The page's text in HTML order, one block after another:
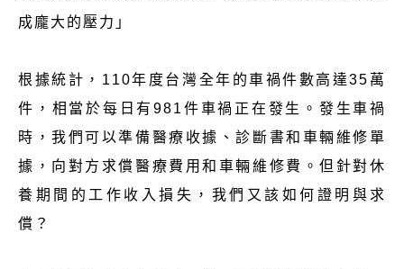
成龐大的壓力」
根據統計，110年度台灣全年的車禍件數高達35萬
件，相當於每日有981件車禍正在發生。發生車禍
時，我們可以準備醫療收據、診斷書和車輛維修單
據，向對方求償醫療費用和車輛維修費。但針對休
養期間的工作收入損失，我們又該如何證明與求
償？